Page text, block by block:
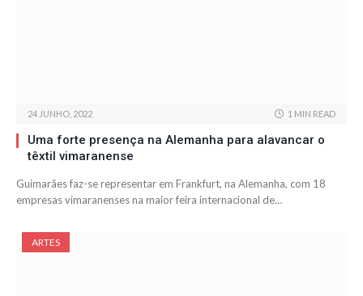
24 JUNHO, 2022 1 MIN READ
Uma forte presença na Alemanha para alavancar o
têxtil vimaranense
Guimarães faz-se representar em Frankfurt, na Alemanha, com 18
empresas vimaranenses na maior feira internacional de…
ARTES